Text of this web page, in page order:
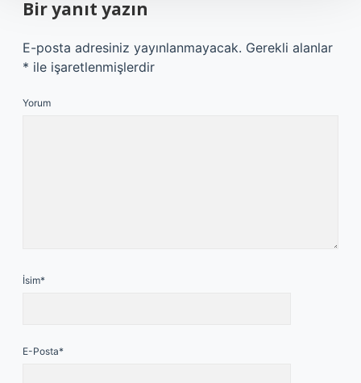
Bir yanıt yazın
E-posta adresiniz yayınlanmayacak. Gerekli alanlar
* ile işaretlenmişlerdir
Yorum
İsim*
E-Posta*